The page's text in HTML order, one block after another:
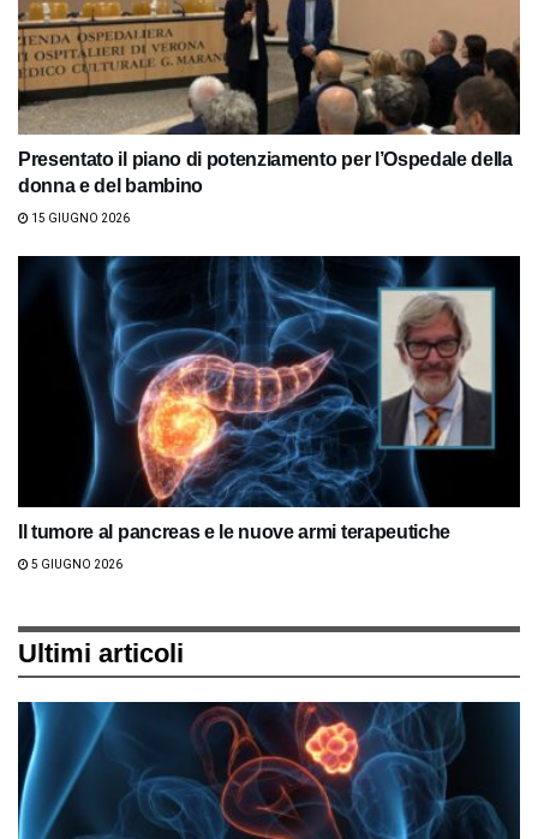
Presentato il piano di potenziamento per l’Ospedale della
donna e del bambino
15 GIUGNO 2026
Il tumore al pancreas e le nuove armi terapeutiche
5 GIUGNO 2026
Ultimi articoli